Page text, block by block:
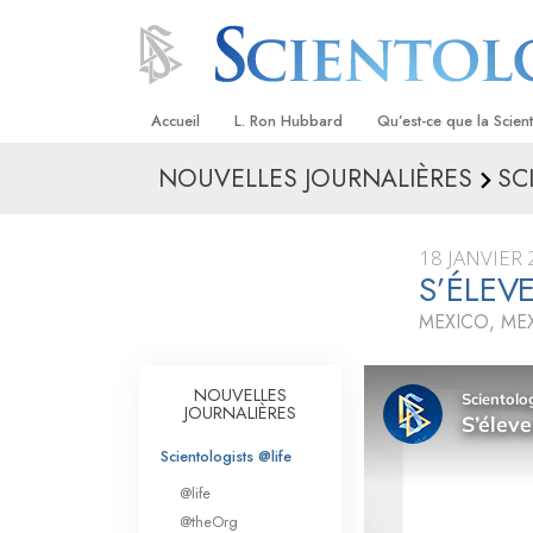
Accueil L. Ron Hubbard Qu’est-ce que la
Croyances et pratiques
Les scientologues et
Rencontrez un
À l’intérieur d’une
Les principes de
Scientologie
La Dianétique : Une
NOUVELLES JOURNALIÈRES
18 JANVIER
MEXICO,
NOUVELLES
JOURNALIÈRES
Scientologists @life
@life
@theOrg